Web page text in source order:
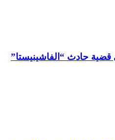
قضية حادث “الفاشينيستا”